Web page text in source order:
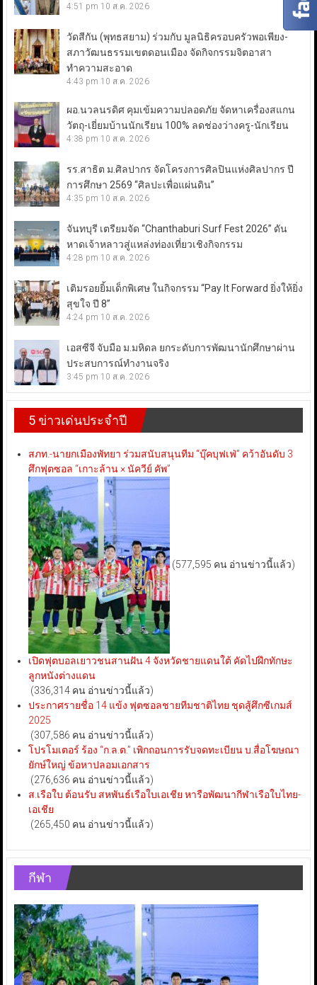
4:51 pm 10 ส.ค. 2026
วัดสีกัน (พุทธสยาม) ร่วมกับ มูลนิธิครอบครัวพอเพียง-
สภาวัฒนธรรมเขตดอนเมือง จัดกิจกรรมจิตอาสา
ทำความสะอาด
4:43 pm 10 ส.ค. 2026
ผอ.นวลนรดิศ คุมเข้มความปลอดภัย จัดหาเครื่องสแกน
วัตถุ-เยี่ยมบ้านนักเรียน 100% ลดช่องว่างครู-นักเรียน
4:38 pm 10 ส.ค. 2026
รร.สาธิต ม.ศิลปากร จัดโครงการศิลปินแห่งศิลปากร ปี
การศึกษา 2569 “ศิลปะเพื่อแผ่นดิน”
4:35 pm 10 ส.ค. 2026
จันทบุรี เตรียมจัด “Chanthaburi Surf Fest 2026” ดัน
หาดเจ้าหลาวสู่แหล่งท่องเที่ยวเชิงกิจกรรม
4:28 pm 10 ส.ค. 2026
เติมรอยยิ้มเด็กพิเศษ ในกิจกรรม “Pay It Forward ยิ่งให้ยิ่ง
สุขใจ ปี 8”
4:24 pm 10 ส.ค. 2026
เอสซีจี จับมือ ม.มหิดล ยกระดับการพัฒนานักศึกษาผ่าน
ประสบการณ์ทำงานจริง
3:45 pm 10 ส.ค. 2026
5 ข่าวเด่นประจำปี
สภท.-นายกเมืองพัทยา ร่วมสนับสนุนทีม “บุ๊คบุฟเฟ่” คว้าอันดับ 3
ศึกฟุตซอล “เกาะล้าน × นัควีย์ คัพ”
(577,595 คน อ่านข่าวนี้แล้ว)
เปิดฟุตบอลเยาวชนสานฝัน 4 จังหวัดชายแดนใต้ คัดไปฝึกทักษะ
ลูกหนังต่างแดน
(336,314 คน อ่านข่าวนี้แล้ว)
ประกาศรายชื่อ 14 แข้ง ฟุตซอลชายทีมชาติไทย ชุดสู้ศึกซีเกมส์
2025
(307,586 คน อ่านข่าวนี้แล้ว)
โปรโมเตอร์ ร้อง “ก.ล.ต.” เพิกถอนการรับจดทะเบียน บ.สื่อโฆษณา
ยักษ์ใหญ่ ข้อหาปลอมเอกสาร
(276,636 คน อ่านข่าวนี้แล้ว)
ส.เรือใบ ต้อนรับ สหพันธ์เรือใบเอเชีย หารือพัฒนากีฬาเรือใบไทย-
เอเชีย
(265,450 คน อ่านข่าวนี้แล้ว)
กีฬา